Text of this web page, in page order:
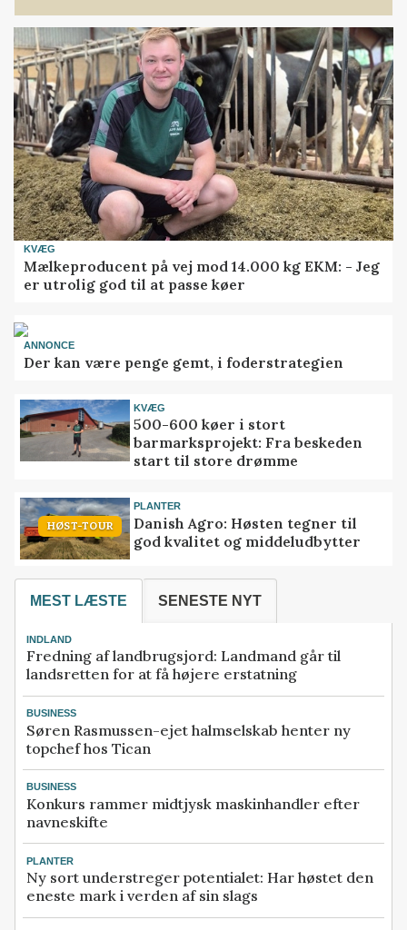
KVÆG
Mælkeproducent på vej mod 14.000 kg EKM: - Jeg
er utrolig god til at passe køer
ANNONCE
Der kan være penge gemt, i foderstrategien
KVÆG
500-600 køer i stort
barmarksprojekt: Fra beskeden
start til store drømme
HØST-TOUR
PLANTER
Danish Agro: Høsten tegner til
god kvalitet og middeludbytter
MEST LÆSTE SENESTE NYT
INDLAND
Fredning af landbrugsjord: Landmand går til
landsretten for at få højere erstatning
BUSINESS
Søren Rasmussen-ejet halmselskab henter ny
topchef hos Tican
BUSINESS
Konkurs rammer midtjysk maskinhandler efter
navneskifte
PLANTER
Ny sort understreger potentialet: Har høstet den
eneste mark i verden af sin slags